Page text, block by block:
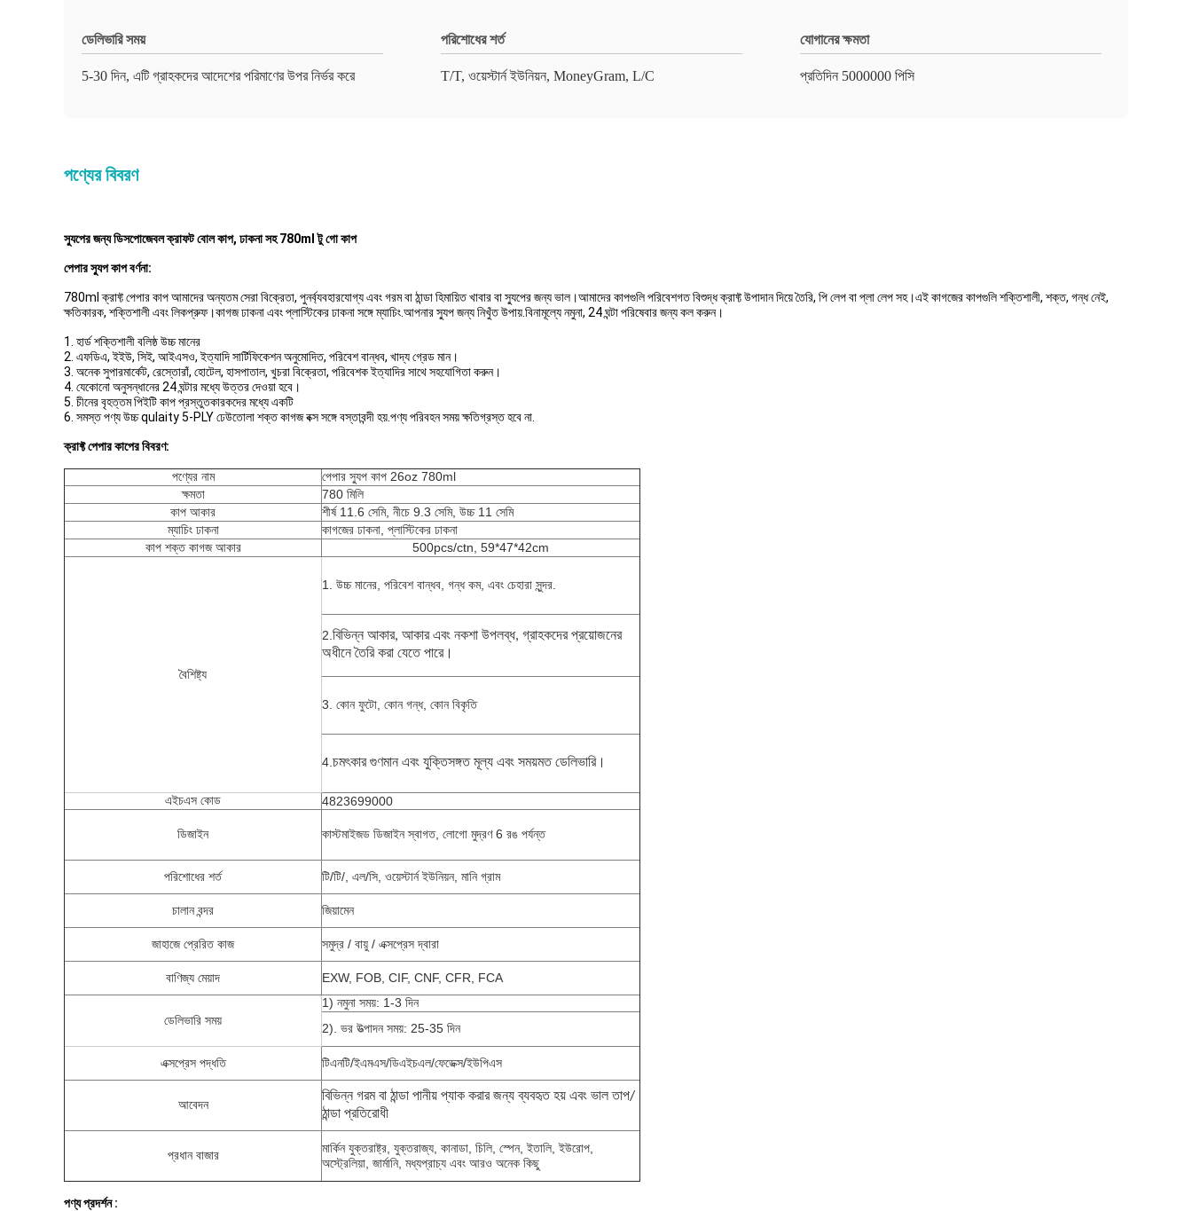
ডেলিভারি সময়
5-30 দিন, এটি গ্রাহকদের আদেশের পরিমাণের উপর নির্ভর করে
পরিশোধের শর্ত
T/T, ওয়েস্টার্ন ইউনিয়ন, MoneyGram, L/C
যোগানের ক্ষমতা
প্রতিদিন 5000000 পিসি
পণ্যের বিবরণ
স্যুপের জন্য ডিসপোজেবল ক্রাফট বোল কাপ, ঢাকনা সহ 780ml টু গো কাপ
পেপার স্যুপ কাপ বর্ণনা:
780ml ক্রাফ্ট পেপার কাপ আমাদের অন্যতম সেরা বিক্রেতা, পুনর্ব্যবহারযোগ্য এবং গরম বা ঠান্ডা হিমায়িত খাবার বা স্যুপের জন্য ভাল।আমাদের কাপগুলি পরিবেশগত বিশুদ্ধ ক্রাফ্ট উপাদান দিয়ে তৈরি, পি লেপ বা প্লা লেপ সহ।এই কাগজের কাপগুলি শক্তিশালী, শক্ত, গন্ধ নেই,
ক্ষতিকারক, শক্তিশালী এবং লিকপ্রুফ।কাগজ ঢাকনা এবং প্লাস্টিকের ঢাকনা সঙ্গে ম্যাচিং.আপনার স্যুপ জন্য নিখুঁত উপায়.বিনামূল্যে নমুনা, 24 ঘন্টা পরিষেবার জন্য কল করুন।
1. হার্ড শক্তিশালী বলিষ্ঠ উচ্চ মানের
2. এফডিএ, ইইউ, সিই, আইএসও, ইত্যাদি সার্টিফিকেশন অনুমোদিত, পরিবেশ বান্ধব, খাদ্য গ্রেড মান।
3. অনেক সুপারমার্কেট, রেস্তোরাঁ, হোটেল, হাসপাতাল, খুচরা বিক্রেতা, পরিবেশক ইত্যাদির সাথে সহযোগিতা করুন।
4. যেকোনো অনুসন্ধানের 24 ঘন্টার মধ্যে উত্তর দেওয়া হবে।
5. চীনের বৃহত্তম পিইটি কাপ প্রস্তুতকারকদের মধ্যে একটি
6. সমস্ত পণ্য উচ্চ qulaity 5-PLY ঢেউতোলা শক্ত কাগজ বক্স সঙ্গে বস্তাবন্দী হয়.পণ্য পরিবহন সময় ক্ষতিগ্রস্ত হবে না.
ক্রাফ্ট পেপার কাপের বিবরণ:
পণ্যের নাম
পেপার স্যুপ কাপ 26oz 780ml
ক্ষমতা
780 মিলি
কাপ আকার
শীর্ষ 11.6 সেমি, নীচে 9.3 সেমি, উচ্চ 11 সেমি
ম্যাচিং ঢাকনা
কাগজের ঢাকনা, প্লাস্টিকের ঢাকনা
কাপ শক্ত কাগজ আকার
500pcs/ctn, 59*47*42cm
বৈশিষ্ট্য
1. উচ্চ মানের, পরিবেশ বান্ধব, গন্ধ কম, এবং চেহারা সুন্দর.
2. বিভিন্ন আকার, আকার এবং নকশা উপলব্ধ, গ্রাহকদের প্রয়োজনের
অধীনে তৈরি করা যেতে পারে।
3. কোন ফুটো, কোন গন্ধ, কোন বিকৃতি
4. চমৎকার গুণমান এবং যুক্তিসঙ্গত মূল্য এবং সময়মত ডেলিভারি।
এইচএস কোড 4823699000
ডিজাইন কাস্টমাইজড ডিজাইন স্বাগত, লোগো মুদ্রণ 6 রঙ পর্যন্ত
পরিশোধের শর্ত টি/টি/, এল/সি, ওয়েস্টার্ন ইউনিয়ন, মানি গ্রাম
চালান বন্দর জিয়ামেন
জাহাজে প্রেরিত কাজ সমুদ্র / বায়ু / এক্সপ্রেস দ্বারা
বাণিজ্য মেয়াদ EXW, FOB, CIF, CNF, CFR, FCA
ডেলিভারি সময়
1) নমুনা সময়: 1-3 দিন
2). ভর উত্পাদন সময়: 25-35 দিন
এক্সপ্রেস পদ্ধতি টিএনটি/ইএমএস/ডিএইচএল/ফেডেক্স/ইউপিএস
আবেদন
বিভিন্ন গরম বা ঠান্ডা পানীয় প্যাক করার জন্য ব্যবহৃত হয় এবং ভাল তাপ/
ঠান্ডা প্রতিরোধী
প্রধান বাজার
মার্কিন যুক্তরাষ্ট্র, যুক্তরাজ্য, কানাডা, চিলি, স্পেন, ইতালি, ইউরোপ,
অস্ট্রেলিয়া, জার্মানি, মধ্যপ্রাচ্য এবং আরও অনেক কিছু
পণ্য প্রদর্শন :